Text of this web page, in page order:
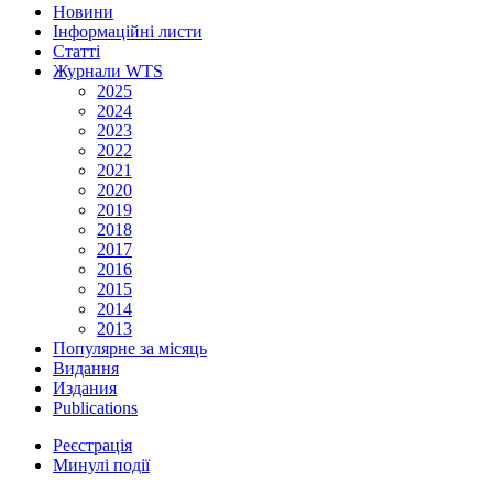
Новини
Інформаційні листи
Статті
Журнали WTS
2025
2024
2023
2022
2021
2020
2019
2018
2017
2016
2015
2014
2013
Популярне за місяць
Видання
Издания
Publications
Реєстрація
Минулі події